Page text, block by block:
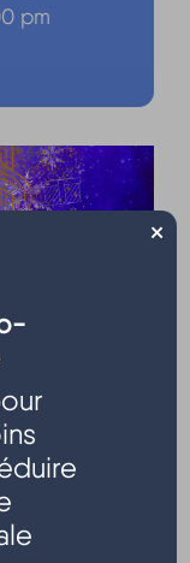
pm
de Noël
au piano.
×